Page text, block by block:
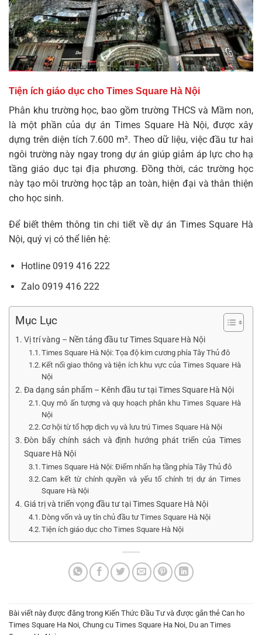
Tiện ích giáo dục cho Times Square Hà Nội
Phân khu trường học, bao gồm trường THCS và Mầm non,
là một phần của dự án Times Square Hà Nội, được xây
dựng trên diện tích 7.600 m². Theo dữ liệu, việc đầu tư hai
ngôi trường này ngay trong dự án giúp giảm áp lực cho hạ
tầng giáo dục tại địa phương. Đồng thời, các trường học
này tạo môi trường học tập an toàn, hiện đại và thân thiện
cho học sinh.
Để biết thêm thông tin chi tiết về dự án Times Square Hà
Nội, quý vị có thể liên hệ:
Hotline 0919 416 222
Zalo 0919 416 222
Mục Lục
Vị trí vàng – Nền tảng đầu tư Times Square Hà Nội
Times Square Hà Nội: Tọa độ kim cương phía Tây Thủ đô
Kết nối giao thông và tiện ích khu vực của Times Square Hà
Nội
Đa dạng sản phẩm – Kênh đầu tư tại Times Square Hà Nội
Quy mô ấn tượng và quy hoạch phân khu Times Square Hà
Nội
Cơ hội từ tổ hợp dịch vụ và lưu trú Times Square Hà Nội
Đòn bẩy chính sách và định hướng phát triển của Times
Square Hà Nội
Times Square Hà Nội: Điểm nhấn hạ tầng phía Tây Thủ đô
Cam kết từ chính quyền và yếu tố chính trị dự án Times
Square Hà Nội
Giá trị và triển vọng đầu tư tại Times Square Hà Nội
Dòng vốn và uy tín chủ đầu tư Times Square Hà Nội
Tiện ích giáo dục cho Times Square Hà Nội
Bài viết này được đăng trong Kiến Thức Đầu Tưvà được gắn thẻ Can ho
Times Square Ha Noi, Chung cu Times Square Ha Noi, Du an Times